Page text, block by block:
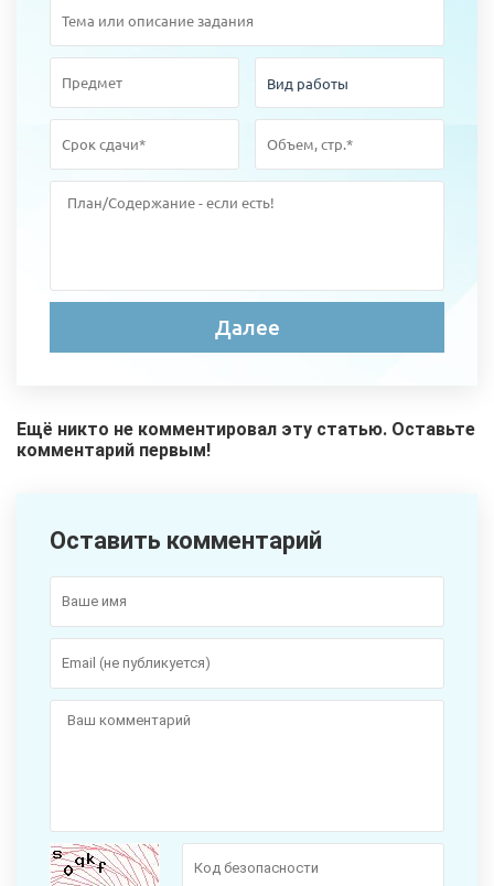
Ещё никто не комментировал эту статью. Оставьте
комментарий первым!
Оставить комментарий